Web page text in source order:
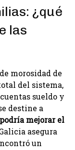
¿qué
las
morosidad de
del sistema,
sueldo y
destine a
mejorar el
asegura
un